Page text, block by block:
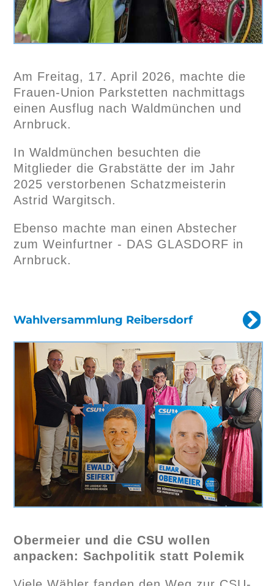
Am Freitag, 17. April 2026, machte die
Frauen-Union Parkstetten nachmittags
einen Ausflug nach Waldmünchen und
Arnbruck.
In Waldmünchen besuchten die
Mitglieder die Grabstätte der im Jahr
2025 verstorbenen Schatzmeisterin
Astrid Wargitsch.
Ebenso machte man einen Abstecher
zum Weinfurtner - DAS GLASDORF in
Arnbruck.
Wahlversammlung Reibersdorf
Obermeier und die CSU wollen
anpacken: Sachpolitik statt Polemik